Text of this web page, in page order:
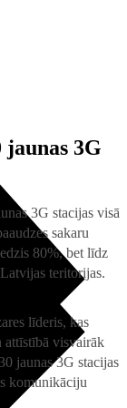
3G
3G stacijas visā
sakaru
80%, bet līdz
teritorijas.
līderis, kas
attīstībā visvairāk
jaunas 3G stacijas
komunikāciju